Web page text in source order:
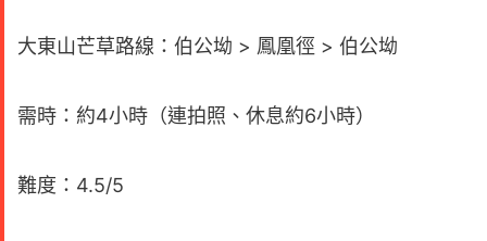
大東山芒草路線：伯公坳 > 鳳凰徑 > 伯公坳
需時：約4小時（連拍照、休息約6小時）
難度：4.5/5